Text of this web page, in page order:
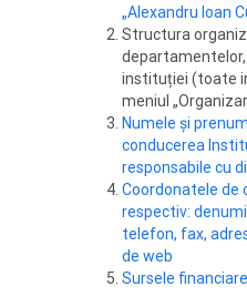
„Alexandru Ioan
Structura
instituției (toate
meniul
Numele şi
conducerea
responsabile cu
Coordonatele de
respectiv:
telefon, fax,
de web
Sursele